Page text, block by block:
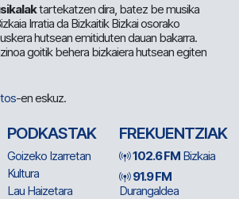
tartekatzen dira, batez be musika
Irratia da Bizkaitik Bizkai osorako
hutsean emitiduten dauan bakarra.
goitik behera bizkaiera hutsean egiten
-en eskuz.
PODKASTAK
Goizeko Izarretan
Kultura
Lau Haizetara
FREKUENTZIAK
102.6 FM Bizkaia
91.9 FM
Durangaldea